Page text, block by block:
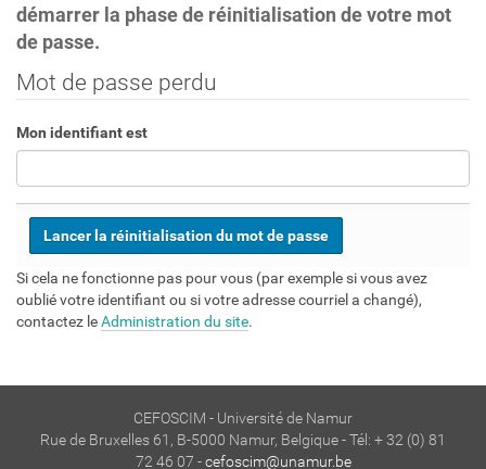
démarrer la phase de réinitialisation de votre mot
de passe.
Mot de passe perdu
Mon identifiant est
Si cela ne fonctionne pas pour vous (par exemple si vous avez
oublié votre identifiant ou si votre adresse courriel a changé),
contactez leAdministration du site.
CEFOSCIM - Université de Namur
Rue de Bruxelles 61, B-5000 Namur, Belgique - Tél: + 32 (0) 81
72 46 07 -cefoscim@unamur.be